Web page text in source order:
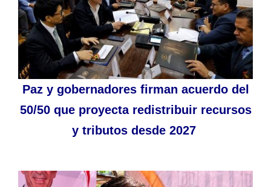
Paz y gobernadores firman acuerdo del
50/50 que proyecta redistribuir recursos
y tributos desde 2027